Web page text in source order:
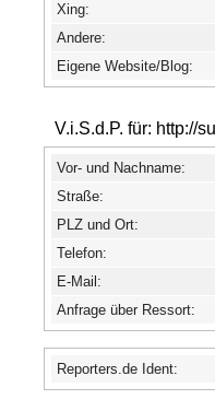
Xing:
Andere:
Eigene Website/Blog:
V.i.S.d.P. für: http://
Vor- und Nachname:
Straße:
PLZ und Ort:
Telefon:
E-Mail:
Anfrage über Ressort:
Reporters.de Ident: